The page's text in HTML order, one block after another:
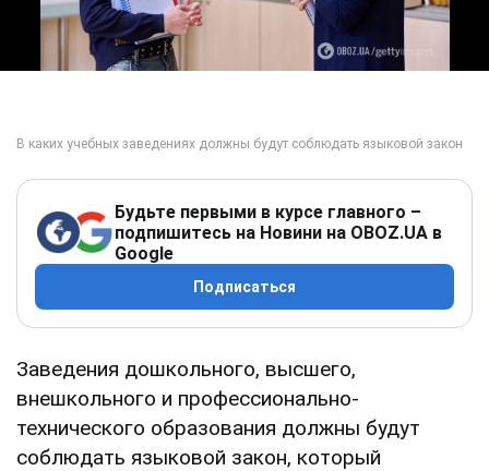
Будьте первыми в курсе главного –
подпишитесь на Новини на OBOZ.UA в
Google
Подписаться
Заведения дошкольного, высшего,
внешкольного и профессионально-
технического образования должны будут
соблюдать языковой закон, который